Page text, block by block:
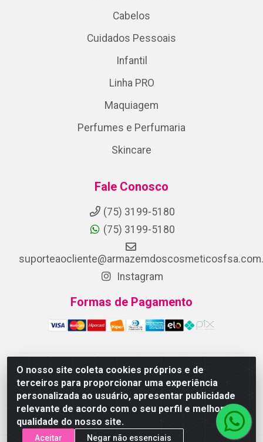
O nosso site coleta cookies próprios e de
terceiros para proporcionar uma experiência
personalizada ao usuário, apresentar publicidade
relevante de acordo com o seu perfil e melhorar a
qualidade do nosso site.
Aceitar Negar não essenciais
Cabelos
Cuidados Pessoais
Infantil
Linha PRO
Maquiagem
Perfumes e Perfumaria
Skincare
Fale Conosco
(75) 3199-5180
(75) 3199-5180
Instagram
Formas de Pagamento
ARMAZEM DOS COSMETICOS DISTRIBUIDORA LTDA -
Av.Transnordestina, 2222 - Parque Ipê, Feira de
Santana/BA - CEP 44.054-008 - CNPJ 07.246.802/0001-
25